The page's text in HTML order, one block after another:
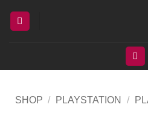
Inhalt
SHOP / PLAYSTATION /